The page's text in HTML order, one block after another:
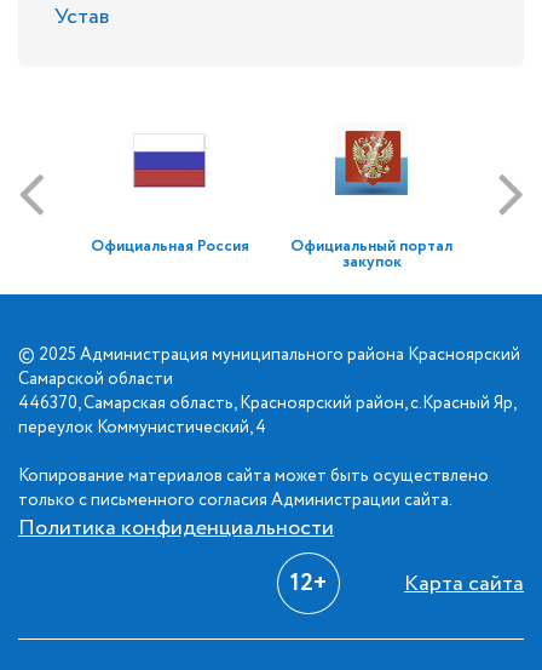
Устав
Официальная Россия Официальный портал
закупок
© 2025 Администрация муниципального района Красноярский
Самарской области
446370, Самарская область, Красноярский район, с.Красный Яр,
переулок Коммунистический, 4
Копирование материалов сайта может быть осуществлено
только с письменного согласия Администрации сайта.
Политика конфиденциальности
12+ Карта сайта